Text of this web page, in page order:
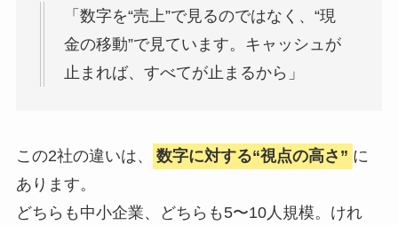
「数字を“売上”で見るのではなく、“現
金の移動”で見ています。キャッシュが
止まれば、すべてが止まるから」
この2社の違いは、 数字に対する“視点の高さ” に
あります。
どちらも中小企業、どちらも5〜10人規模。けれ